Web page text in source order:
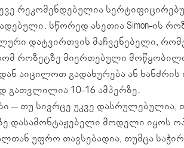
რეკომენდებულია
სწორედ ასეთია Simon-ის
დატვირთვის მაჩვენებელი,
როზეტზე მიერთებული
აიცილოთ გადახურება ან
გათვლილია 10-16 ამპერზე.
– თუ სივრცე უკვე დასრულებულია,
დასამონტაჟებელი მოდელი იყოს
უფრო თავსებადია, თუმცა